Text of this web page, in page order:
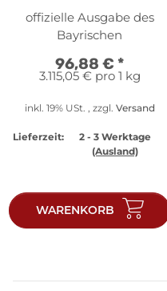
Neuschwanstein 2025 1
oz Silber
offizielle Ausgabe des
Bayrischen
96,88 € *
3.115,05 € pro 1 kg
inkl. 19% USt. , zzgl. Versand
Lieferzeit:
2 - 3 Werktage
(Ausland)
WARENKORB